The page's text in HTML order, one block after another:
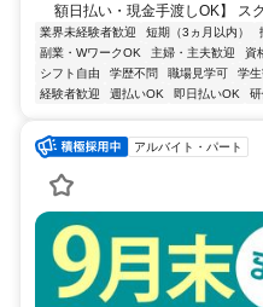
額日払い・現金手渡しOK】 ス
業界未経験者歓迎 短期（3ヵ月以内）
副業・WワークOK
主婦・主夫歓迎 資
シフト自由
学歴不問 職場見学可 学
経験者歓迎
週払いOK 即日払いOK 研
アルバイト・パート